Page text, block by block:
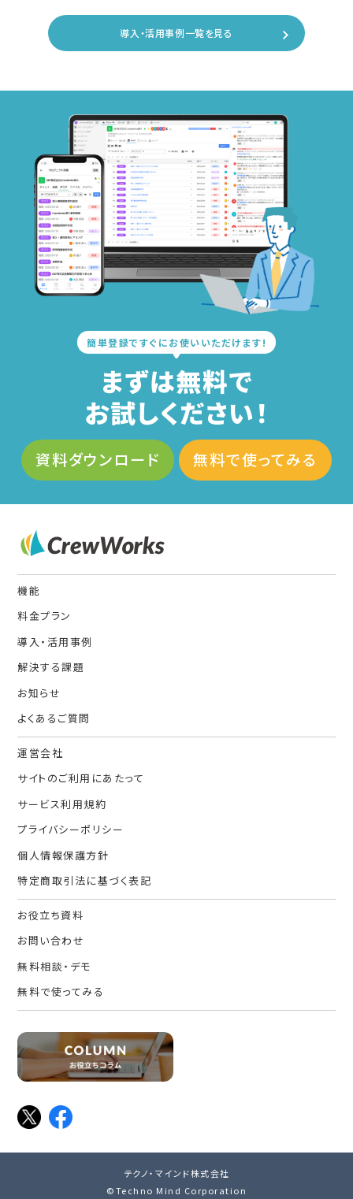
導入・活用事例一覧を見る
簡単登録ですぐにお使いいただけます!
まずは無料で
お試しください！
資料ダウンロード 無料で使ってみる
機能
料金プラン
導入・活用事例
解決する課題
お知らせ
よくあるご質問
運営会社
サイトのご利用にあたって
サービス利用規約
プライバシーポリシー
個人情報保護方針
特定商取引法に基づく表記
お役立ち資料
お問い合わせ
無料相談・デモ
無料で使ってみる
テクノ・マインド株式会社
©Techno Mind Corporation